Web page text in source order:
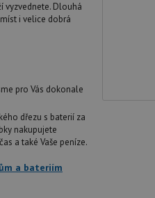
vyzvednete. Dlouhá
i velice dobrá
pro Vás dokonale
dřezu s baterií za
nakupujete
a také Vaše peníze.
a bateriím